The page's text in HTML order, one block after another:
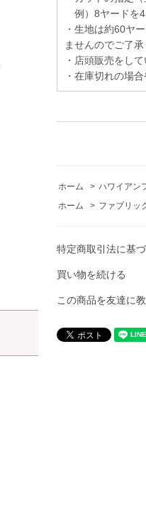
例）8ヤードを4
・生地は約60ヤ
ませんのでご了承
・店頭販売をし
・在庫切れの場
ホーム > ハワイアン
ホーム
> ファブリッ
特定商取引法に基
買い物を続ける
この商品を友達に